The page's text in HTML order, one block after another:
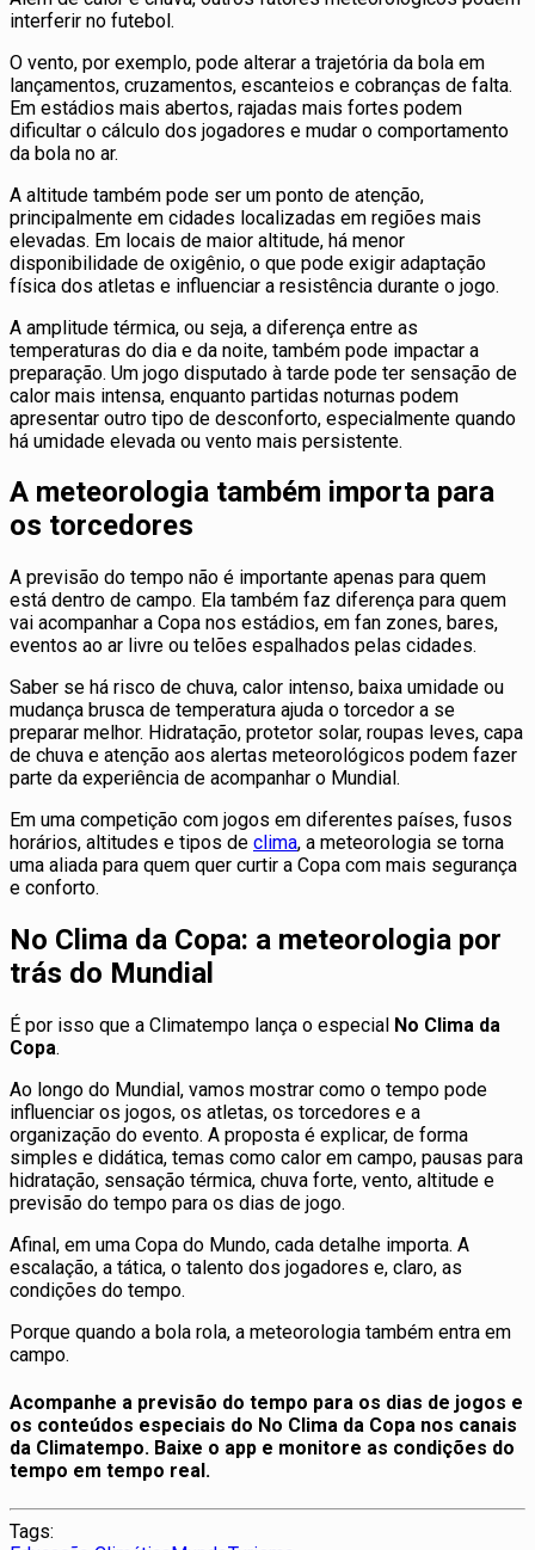
interferir no futebol.
O vento, por exemplo, pode alterar a trajetória da bola em
lançamentos, cruzamentos, escanteios e cobranças de falta.
Em estádios mais abertos, rajadas mais fortes podem
dificultar o cálculo dos jogadores e mudar o comportamento
da bola no ar.
A altitude também pode ser um ponto de atenção,
principalmente em cidades localizadas em regiões mais
elevadas. Em locais de maior altitude, há menor
disponibilidade de oxigênio, o que pode exigir adaptação
física dos atletas e influenciar a resistência durante o jogo.
A amplitude térmica, ou seja, a diferença entre as
temperaturas do dia e da noite, também pode impactar a
preparação. Um jogo disputado à tarde pode ter sensação de
calor mais intensa, enquanto partidas noturnas podem
apresentar outro tipo de desconforto, especialmente quando
há umidade elevada ou vento mais persistente.
A meteorologia também importa para
os torcedores
A previsão do tempo não é importante apenas para quem
está dentro de campo. Ela também faz diferença para quem
vai acompanhar a Copa nos estádios, em fan zones, bares,
eventos ao ar livre ou telões espalhados pelas cidades.
Saber se há risco de chuva, calor intenso, baixa umidade ou
mudança brusca de temperatura ajuda o torcedor a se
preparar melhor. Hidratação, protetor solar, roupas leves, capa
de chuva e atenção aos alertas meteorológicos podem fazer
parte da experiência de acompanhar o Mundial.
Em uma competição com jogos em diferentes países, fusos
horários, altitudes e tipos de clima, a meteorologia se torna
uma aliada para quem quer curtir a Copa com mais segurança
e conforto.
No Clima da Copa: a meteorologia por
trás do Mundial
É por isso que a Climatempo lança o especial No Clima da
Copa.
Ao longo do Mundial, vamos mostrar como o tempo pode
influenciar os jogos, os atletas, os torcedores e a
organização do evento. A proposta é explicar, de forma
simples e didática, temas como calor em campo, pausas para
hidratação, sensação térmica, chuva forte, vento, altitude e
previsão do tempo para os dias de jogo.
Afinal, em uma Copa do Mundo, cada detalhe importa. A
escalação, a tática, o talento dos jogadores e, claro, as
condições do tempo.
Porque quando a bola rola, a meteorologia também entra em
campo.
Acompanhe a previsão do tempo para os dias de jogos e
os conteúdos especiais do No Clima da Copa nos canais
da Climatempo. Baixe o app e monitore as condições do
tempo em tempo real.
Tags: